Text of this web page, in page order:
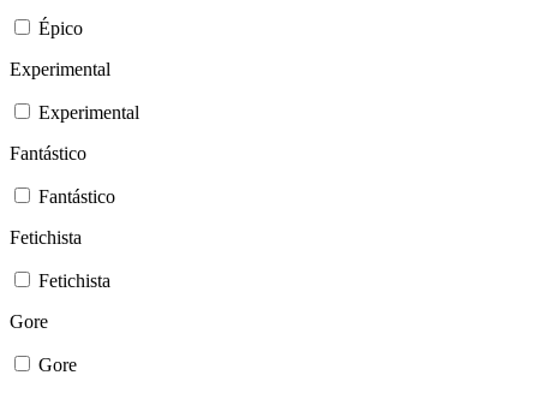
Épico
Experimental
Experimental
Fantástico
Fantástico
Fetichista
Fetichista
Gore
Gore